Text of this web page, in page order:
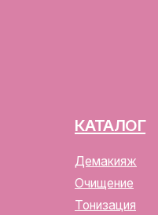
ООО «ФЭЙСИС» УНП: 193782283
Юридический адрес:
Свидетельство о
№193782283, выдано Минским
Интернет-магазин включен в
Беларусь 13.01.2025 за №739352